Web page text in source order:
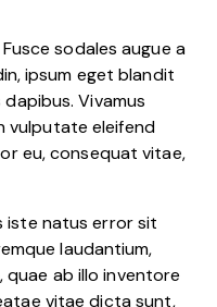
ipsum eget blandit
Vivamus
vulputate eleifend
eu, consequat vitae,
iste natus error sit
laudantium,
quae ab illo inventore
vitae dicta sunt,